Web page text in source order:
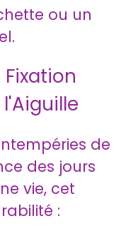
ou un
de
des jours
vie, cet
: